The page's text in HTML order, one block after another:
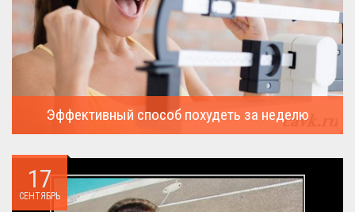
Эффективный способ похудеть за неделю
всегда...
17
СЕНТЯБРЬ